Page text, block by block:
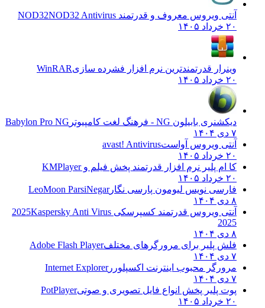
آنتی ویروس معروف و قدرتمند NOD32 NOD32 Antivirus
۲۰ خرداد ۱۴۰۵
وینرار قدرتمندترین نرم افزار فشرده سازیWinRAR
۲۰ خرداد ۱۴۰۵
دیکشنری بابیلون NG - فرهنگ لغت کامپیوتر
Babylon Pro NG
۷ دی ۱۴۰۴
آنتی ویروس آواستavast! Antivirus
۲۰ خرداد ۱۴۰۵
کا ام پلیر نرم افزار قدرتمند پخش فیلم وKMPlayer
۲۰ خرداد ۱۴۰۵
فارسی نویس لیومون پارسی نگارLeoMoon ParsiNegar
۸ دی ۱۴۰۴
آنتی ویروس قدرتمند کسپرسکی 2025 Kaspersky Anti Virus
2025
۸ دی ۱۴۰۴
فلش پلیر برای مرورگرهای مختلفAdobe Flash Player
۷ دی ۱۴۰۴
مرورگر محبوب اینترنت اکسپلوررInternet Explorer
۷ دی ۱۴۰۴
پوت پلیر پخش انواع فایل تصویری و صوتیPotPlayer
۲۰ خرداد ۱۴۰۵